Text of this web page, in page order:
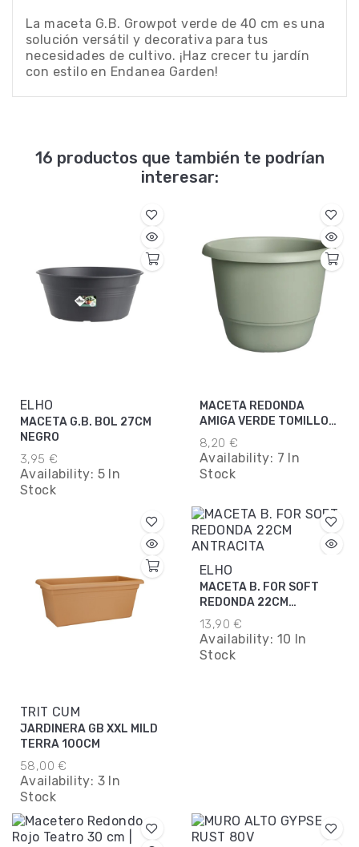
La maceta G.B. Growpot verde de 40 cm es una
solución versátil y decorativa para tus
necesidades de cultivo. ¡Haz crecer tu jardín
con estilo en Endanea Garden!
16 productos que también te podrían
interesar:
ELHO
MACETA G.B. BOL 27CM
NEGRO
3,95 €
Availability: 5 In
Stock
MACETA REDONDA
AMIGA VERDE TOMILLO
30CM
8,20 €
Availability: 7 In
Stock
TRIT CUM
JARDINERA GB XXL MILD
TERRA 100CM
58,00 €
Availability: 3 In
Stock
ELHO
MACETA B. FOR SOFT
REDONDA 22CM
ANTRACITA
13,90 €
Availability: 10 In
Stock